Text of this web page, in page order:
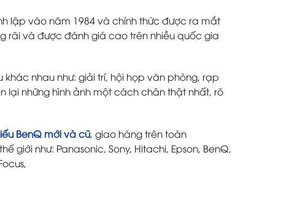
lập vào năm 1984 và chính thức được ra mắt
rãi và được đánh giá cao trên nhiều quốc gia
nhau như: giải trí, hội họp văn phòng, rạp
lại những hình ảnh một cách chân thật nhất, rõ
BenQ mới và cũ, giao hàng trên toàn
giới như: Panasonic, Sony, Hitachi, Epson, BenQ,